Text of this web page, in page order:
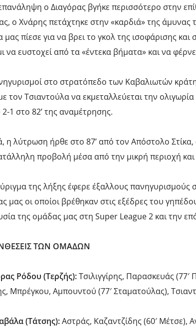
ο Διαγόρας βγήκε περισσότερο στην
ο Χνάρης πετάχτηκε στην «καρδιά» της
μας πίεσε για να βρει το γκολ της ισοφάρισης
να ευστοχεί από τα «έντεκα βήματα» και να
στο στρατόπεδο των Καβαλιωτών
τον Τσιαντούλα να εκμεταλλεύεται την
2-1 στο 82’ της αναμέτρησης.
η λύτρωση ήρθε στο 87’ από τον Απόστολο
προβολή μέσα από την μικρή περιοχή και
της λήξης έφερε έξαλλους πανηγυρισμούς
μας οι οποίοι βρέθηκαν στις εξέδρες του
της ομάδας μας στη Super League 2 και την
ΤΩΝ ΟΜΑΔΩΝ
Ρόδου (Τερζής):Τσιλιγγίρης, Παρασκευάς
Μπρέγκου, Αμπουντού (77′ Σταματούλας),
(Τάτσης):Αστράς, Καζαντζίδης (60′ Μέτσε),